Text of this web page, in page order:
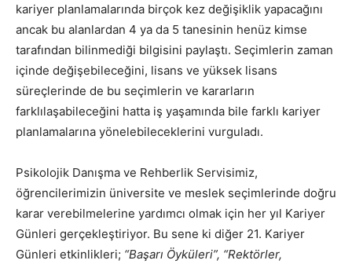
kariyer planlamalarında birçok kez değişiklik yapacağını
ancak bu alanlardan 4 ya da 5 tanesinin henüz kimse
tarafından bilinmediği bilgisini paylaştı. Seçimlerin zaman
içinde değişebileceğini, lisans ve yüksek lisans
süreçlerinde de bu seçimlerin ve kararların
farklılaşabileceğini hatta iş yaşamında bile farklı kariyer
planlamalarına yönelebileceklerini vurguladı.
Psikolojik Danışma ve Rehberlik Servisimiz,
öğrencilerimizin üniversite ve meslek seçimlerinde doğru
karar verebilmelerine yardımcı olmak için her yıl Kariyer
Günleri gerçekleştiriyor. Bu sene ki diğer 21. Kariyer
Günleri etkinlikleri; “Başarı Öyküleri”, “Rektörler,